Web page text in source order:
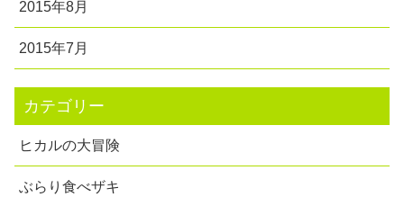
2015年8月
2015年7月
カテゴリー
ヒカルの大冒険
ぶらり食べザキ